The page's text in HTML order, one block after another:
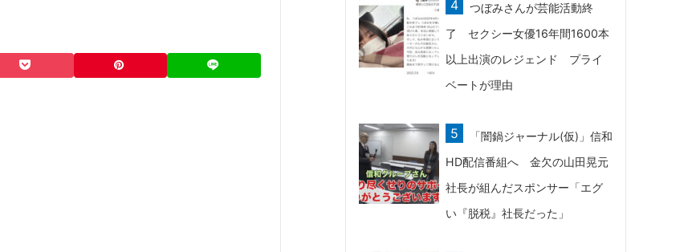
つぼみさんが芸能活動終
了 セクシー女優16年間1600本
以上出演のレジェンド プライ
ベートが理由
「闇鍋ジャーナル(仮)」信和
HD配信番組へ 金欠の山田晃元
社長が組んだスポンサー「エグ
い『脱税』社長だった」